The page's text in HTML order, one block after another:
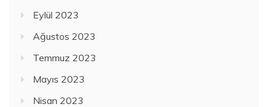
Eylül 2023
Ağustos 2023
Temmuz 2023
Mayıs 2023
Nisan 2023